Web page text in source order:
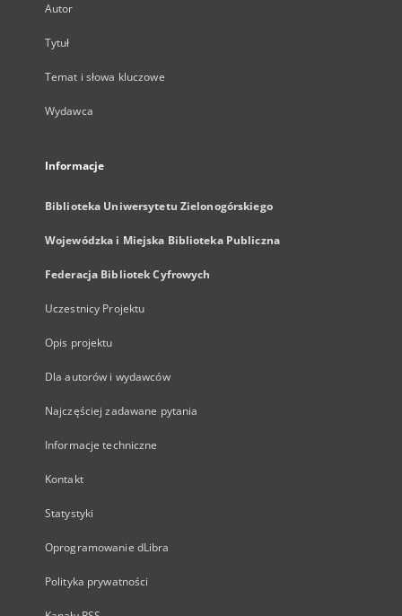
Autor
Tytuł
Temat i słowa kluczowe
Wydawca
Informacje
Biblioteka Uniwersytetu Zielonogórskiego
Wojewódzka i Miejska Biblioteka Publiczna
Federacja Bibliotek Cyfrowych
Uczestnicy Projektu
Opis projektu
Dla autorów i wydawców
Najczęściej zadawane pytania
Informacje techniczne
Kontakt
Statystyki
Oprogramowanie dLibra
Polityka prywatności